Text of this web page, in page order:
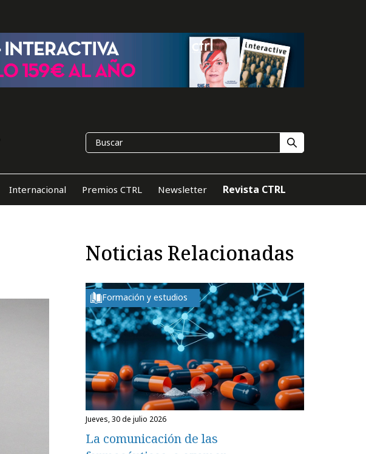
Internacional Premios CTRL Newsletter Revista CTRL
Noticias Relacionadas
Formación y estudios
jueves, 30 de julio 2026
La comunicación de las